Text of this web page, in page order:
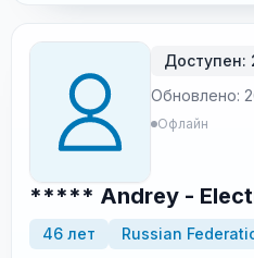
Доступен:
Обновлено:
Офлайн
***** Andrey -
46 лет Russian